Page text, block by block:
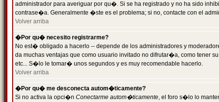
administrador para averiguar por qu�. Si se ha registrado y no ha sido
contrase�a. Generalmente �ste es el problema; si no, contacte con el
Volver arriba
�Por qu� necesito registrarme?
No est� obligado a hacerlo -- depende de los administradores y
da muchas ventajas que como usuario invitado no difrutar�a, como tener
etc... S�lo le tomar� unos segundos y es muy recomendable hacerlo.
Volver arriba
�Por qu� me desconecta autom�ticamente?
Si no activa la opci�n Conectarme autom�ticamente, el foro s�lo lo